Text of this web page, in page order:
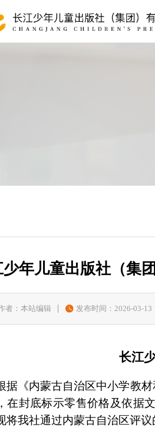
少年儿童出版社（集
者：本站编辑 发布时间：2026-03-13
长江
据《内蒙古自治区中小学教
在封底标示零售价格及依据
将我社通过内蒙古自治区评